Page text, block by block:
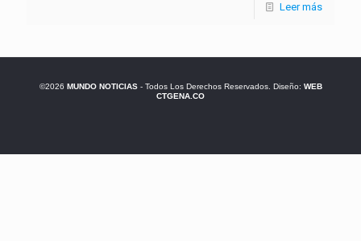
Leer más
©2026 MUNDO NOTICIAS- Todos Los Derechos Reservados. Diseño: WEB
CTGENA.CO